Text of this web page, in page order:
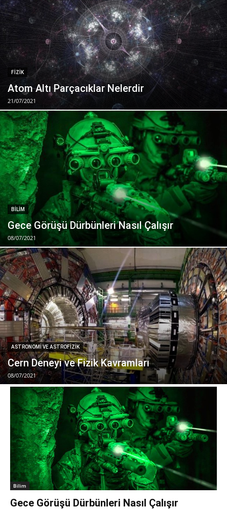
FIZIK
Atom Altı Parçacıklar Nelerdir
21/07/2021
BILIM
Gece Görüşü Dürbünleri Nasıl Çalışır
08/07/2021
ASTRONOMI VE ASTROFIZIK
Cern Deneyi ve Fizik Kavramları
08/07/2021
Bilim
Gece Görüşü Dürbünleri Nasıl Çalışır